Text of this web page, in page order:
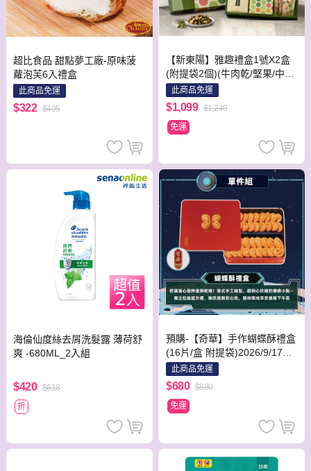
超比食品 甜點夢工廠-原味菠
蘿泡芙6入禮盒
此商品免運
$322 $495
【新東陽】雅趣禮盒1號X2盒
(附提袋2個)(牛肉乾/堅果/中秋/
禮盒)★中秋禮盒★預購-出貨
區間09/01-09/24★
此商品免運
$1,099 $1,240
免運
海倫仙度絲去屑洗髮露 薄荷舒
爽 -680ML_2入組
$420 $618
折
預購-【奇華】手作蝴蝶酥禮盒
(16片/盒 附提袋)2026/9/17~0
9/23出貨_2026中秋
此商品免運
$680 $880
免運